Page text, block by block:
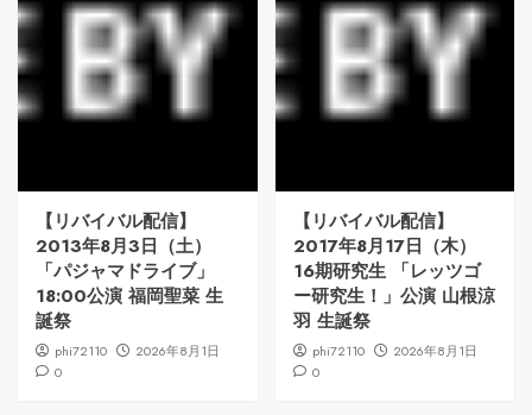
【リバイバル配信】
2013年8月3日（土）
「パジャマドライブ」
18:00公演 福岡聖菜 生
誕祭
phi72110
2026年8月1日
0
【リバイバル配信】
2017年8月17日（木）
16期研究生 「レッツゴ
ー研究生！」公演 山根涼
羽 生誕祭
phi72110
2026年8月1日
0